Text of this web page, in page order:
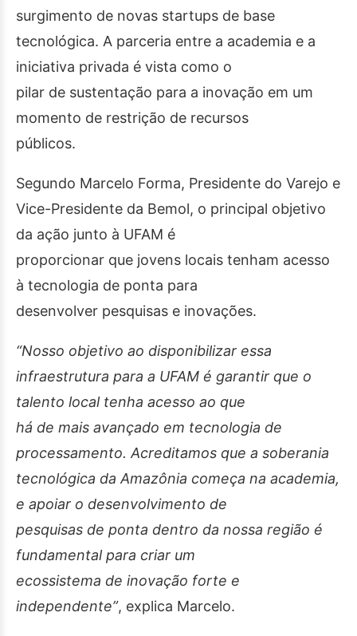
surgimento de novas startups de base
tecnológica. A parceria entre a academia e a
iniciativa privada é vista como o
pilar de sustentação para a inovação em um
momento de restrição de recursos
públicos.
Segundo Marcelo Forma, Presidente do Varejo e
Vice-Presidente da Bemol, o principal objetivo
da ação junto à UFAM é
proporcionar que jovens locais tenham acesso
à tecnologia de ponta para
desenvolver pesquisas e inovações.
“Nosso objetivo ao disponibilizar essa
infraestrutura para a UFAM é garantir que o
talento local tenha acesso ao que
há de mais avançado em tecnologia de
processamento. Acreditamos que a soberania
tecnológica da Amazônia começa na academia,
e apoiar o desenvolvimento de
pesquisas de ponta dentro da nossa região é
fundamental para criar um
ecossistema de inovação forte e
independente”, explica Marcelo.